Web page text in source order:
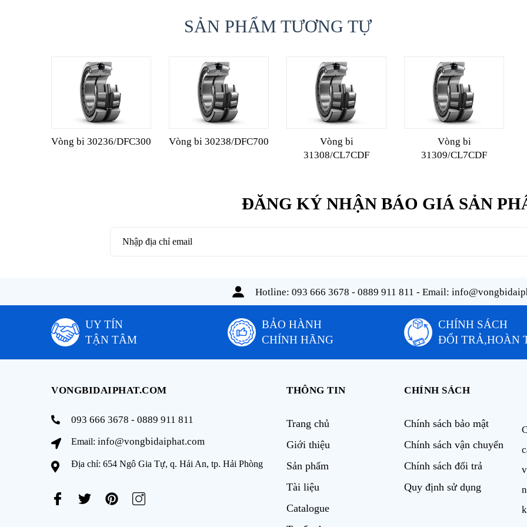
SẢN PHẨM TƯƠNG TỰ
Vòng bi 30236/DFC300 Vòng bi 30238/DFC700
Vòng bi
31308/CL7CDF
Vòng bi
31309/CL7CDF
ĐĂNG KÝ NHẬN BÁO GIÁ SẢN
Hotline: 093 666 3678 - 0889 911 811 - Email:
UY TÍN
TẬN TÂM
BẢO HÀNH
CHÍNH HÃNG
CHÍNH SÁCH
ĐỔI TRẢ,HOÀN
VONGBIDAIPHAT.COM
093 666 3678 - 0889 911 811
Email: info@vongbidaiphat.com
Địa chỉ: 654 Ngô Gia Tự, q. Hải An, tp. Hải Phòng
THÔNG TIN
Trang chủ
Giới thiệu
Sản phẩm
Tài liệu
Catalogue
CHÍNH SÁCH
Chính sách bảo mật
Chính sách vận chuyển
Chính sách đổi trả
Quy định sử dụng